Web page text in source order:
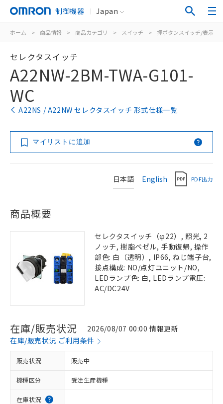
制御機器 Japan
ホーム > 商品情報 > 商品カテゴリ > スイッチ > 押ボタンスイッチ/表示灯
セレクタスイッチ
A22NW-2BM-TWA-G101-
WC
A22NS / A22NW セレクタスイッチ 形式仕様一覧
マイリストに追加
日本語 English PDF出力
商品概要
セレクタスイッチ（φ22）, 照光, 2
ノッチ, 樹脂ベゼル, 手動復帰, 操作
部色: 白（透明）, IP66, ねじ端子台,
接点構成: NO/点灯ユニット/NO,
LEDランプ色: 白, LEDランプ電圧:
AC/DC24V
在庫/販売状況
2026/08/07 00:00 情報更新
在庫/販売状況 ご利用条件
販売状況 販売中
機種区分 受注生産機種
在庫状況